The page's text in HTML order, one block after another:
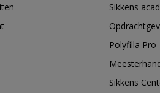
Sikkens
Polyfilla Pro
Sikkens